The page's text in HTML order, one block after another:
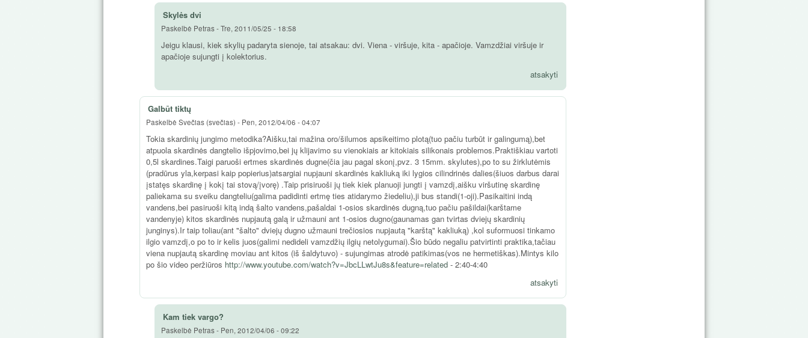
Skylės dvi
Paskelbė Petras-Tre, 2011/05/25 - 18:58
Jeigu klausi, kiek skylių padaryta sienoje, tai atsakau: dvi. Viena - viršuje, kita - apačioje. Vamzdžiai viršuje ir
apačioje sujungti į kolektorius.
atsakyti
Galbūt tiktų
Paskelbė Svečias (svečias) - Pen, 2012/04/06 - 04:07
Tokia skardinių jungimo metodika?Aišku,tai mažina oro/šilumos apsikeitimo plotą(tuo pačiu turbūt ir galingumą),bet
atpuola skardinės dangtelio išpjovimo,bei jų klijavimo su vienokiais ar kitokiais silikonais problemos.Praktiškiau vartoti
0,5l skardines.Taigi paruoši ertmes skardinės dugne(čia jau pagal skonį,pvz. 3 15mm. skylutes),po to su žirklutėmis
(pradūrus yla,kerpasi kaip popierius)atsargiai nupjauni skardinės kakliuką iki lygios cilindrinės dalies(šiuos darbus darai
įstatęs skardinę į kokį tai stovą/įvorę) .Taip prisiruoši jų tiek kiek planuoji jungti į vamzdį,aišku viršutinę skardinę
paliekama su sveiku dangteliu(galima padidinti ertmę ties atidarymo žiedeliu),ji bus standi(1-oji).Pasikaitini indą
vandens,bei pasiruoši kitą indą šalto vandens,pašaldai 1-osios skardinės dugną,tuo pačiu pašildai(karštame
vandenyje) kitos skardinės nupjautą galą ir užmauni ant 1-osios dugno(gaunamas gan tvirtas dviejų skardinių
junginys).Ir taip toliau(ant "šalto" dviejų dugno užmauni trečiosios nupjautą "karštą" kakliuką) ,kol suformuosi tinkamo
ilgio vamzdį,o po to ir kelis juos(galimi nedideli vamzdžių ilgių netolygumai).Šio būdo negaliu patvirtinti praktika,tačiau
viena nupjautą skardinę moviau ant kitos (iš šaldytuvo) - sujungimas atrodė patikimas(vos ne hermetiškas).Mintys kilo
po šio video peržiūros http://www.youtube.com/watch?v=JbcLLwtJu8s&feature=related - 2:40-4:40
atsakyti
Kam tiek vargo?
Paskelbė Petras- Pen, 2012/04/06 - 09:22